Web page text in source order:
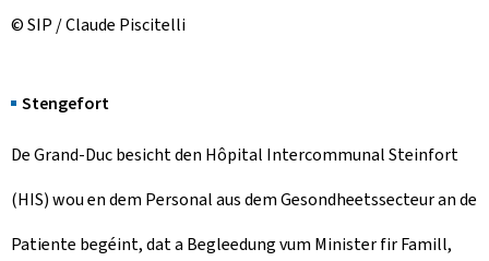
© SIP / Claude Piscitelli
Stengefort
De Grand-Duc besicht den Hôpital Intercommunal Steinfort
(HIS) wou en dem Personal aus dem Gesondheetssecteur an de
Patiente begéint, dat a Begleedung vum Minister fir Famill,